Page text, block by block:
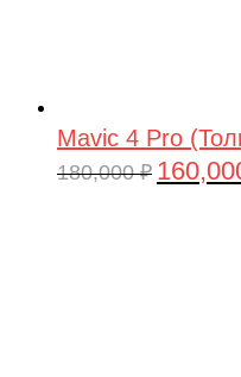
Mavic 4 Pro
180,000₽